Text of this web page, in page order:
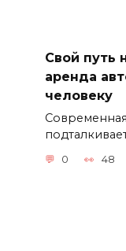
Свой путь
аренда
человеку
0 48